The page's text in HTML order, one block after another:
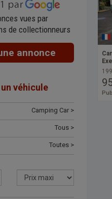
vues par
de collectionneurs
annonce
véhicule
Camping Car >
Tous >
Toutes >